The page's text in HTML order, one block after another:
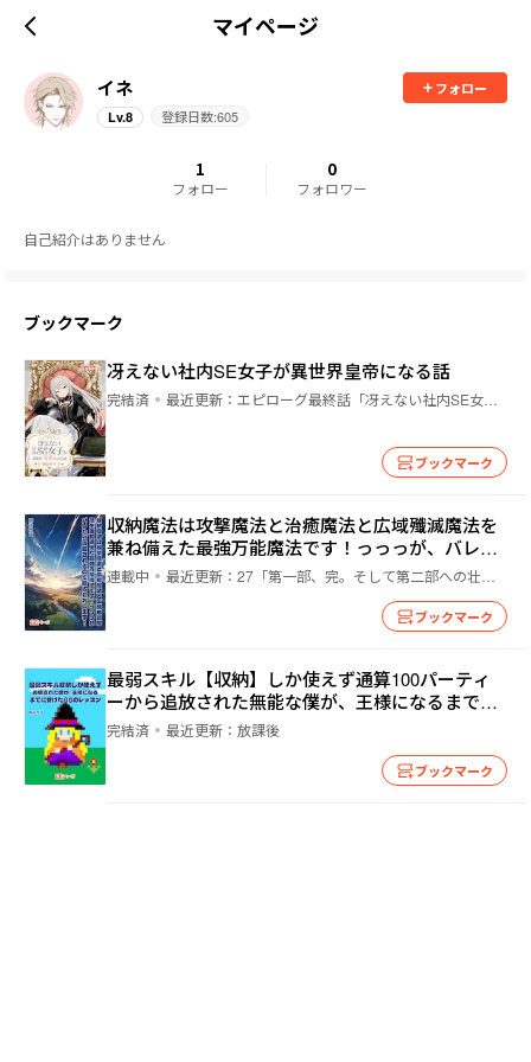
マイページ
イネ
フォロー
Lv.8 登録日数:605
1
フォロー
0
フォロワー
自己紹介はありません
ブックマーク
冴えない社内SE女子が異世界皇帝になる話
完結済 最近更新： エピローグ最終話「冴えない社内SE女子が異世界皇帝になる話、完」
ブックマーク
収納魔法は攻撃魔法と治癒魔法と広域殲滅魔法を
兼ね備えた最強万能魔法です！っっっが、バレた
ら謀殺されるので隠しとおします！
連載中 最近更新： 27「第一部、完。そして第二部への壮絶な引き」
ブックマーク
最弱スキル【収納】しか使えず通算100パーティ
ーから追放された無能な僕が、王様になるまでに
受けた86のレッスン
完結済 最近更新： 放課後
ブックマーク